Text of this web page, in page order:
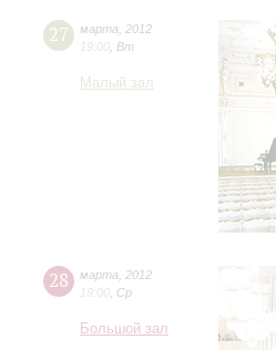
27 марта
2012
19:00 Вт
Малый зал
28 марта
2012
19:00 Ср
Большой зал